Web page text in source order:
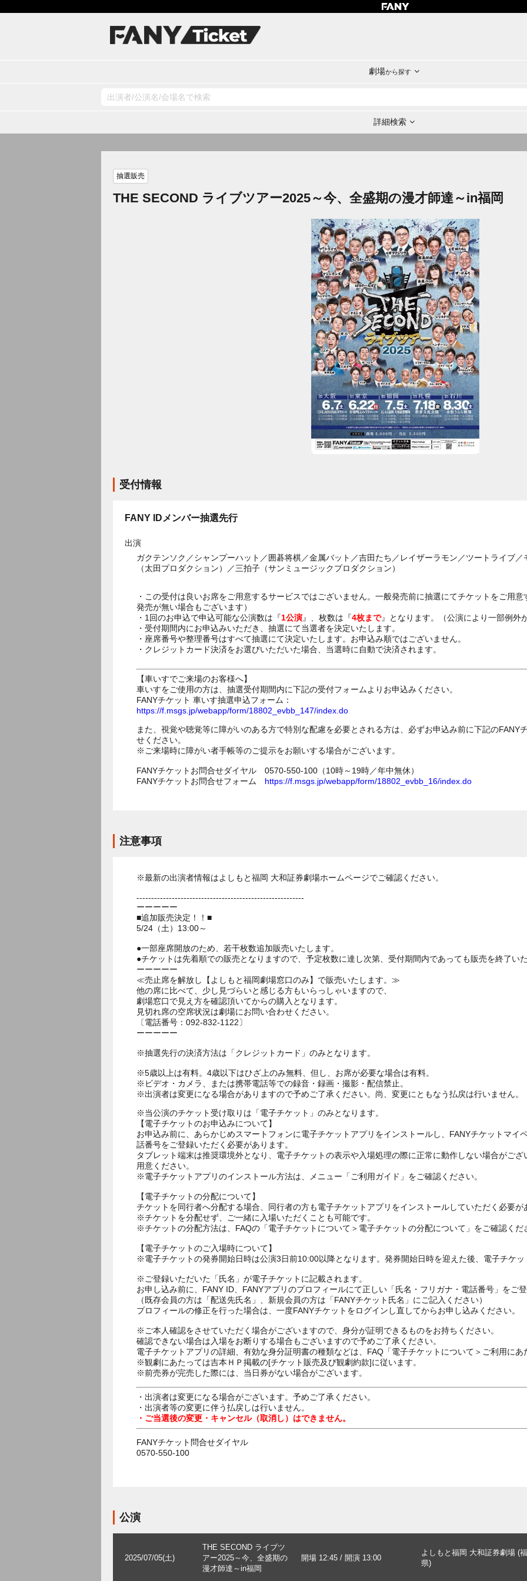
劇場から探す
詳細検索
抽選販売
THE SECOND ライブツアー2025～今、全盛期の漫才師達～in福岡
受付情報
FANY IDメンバー抽選先行
出演
ガクテンソク／シャンプーハット／囲碁将棋／金属バット／吉田たち／レイザーラモン／ツートライブ
（太田プロダクション）／三拍子（サンミュージックプロダクション）
・この受付は良いお席をご用意するサービスではございません。一般発売前に抽選にてチケットをご用
発売が無い場合もございます）
・1回のお申込で申込可能な公演数は『1公演』、枚数は『4枚まで』となります。（公演により一部例外
・受付期間内にお申込みいただき、抽選にて当選者を決定いたします。
・座席番号や整理番号はすべて抽選にて決定いたします。お申込み順ではございません。
・クレジットカード決済をお選びいただいた場合、当選時に自動で決済されます。
【車いすでご来場のお客様へ】
車いすをご使用の方は、抽選受付期間内に下記の受付フォームよりお申込みください。
FANYチケット 車いす抽選申込フォーム：
https://f.msgs.jp/webapp/form/18802_evbb_147/index.do
また、視覚や聴覚等に障がいのある方で特別な配慮を必要とされる方は、必ずお申込み前に下記のFANY
せください。
※ご来場時に障がい者手帳等のご提示をお願いする場合がございます。
FANYチケットお問合せダイヤル 0570-550-100（10時～19時／年中無休）
FANYチケットお問合せフォーム https://f.msgs.jp/webapp/form/18802_evbb_16/index.do
注意事項
※最新の出演者情報はよしもと福岡 大和証券劇場ホームページでご確認ください。
---------------------------------------------------------
ーーーーー
■追加販売決定！！■
5/24（土）13:00～
●一部座席開放のため、若干枚数追加販売いたします。
●チケットは先着順での販売となりますので、予定枚数に達し次第、受付期間内であっても販売を終了いた
ーーーーー
≪売止席を解放し【よしもと福岡劇場窓口のみ】で販売いたします。≫
他の席に比べて、少し見づらいと感じる方もいらっしゃいますので、
劇場窓口で見え方を確認頂いてからの購入となります。
見切れ席の空席状況は劇場にお問い合わせください。
〔電話番号：092-832-1122〕
ーーーーー
※抽選先行の決済方法は「クレジットカード」のみとなります。
※5歳以上は有料。4歳以下はひざ上のみ無料、但し、お席が必要な場合は有料。
※ビデオ・カメラ、または携帯電話等での録音・録画・撮影・配信禁止。
※出演者は変更になる場合がありますので予めご了承ください。尚、変更にともなう払戻は行いません。
※当公演のチケット受け取りは「電子チケット」のみとなります。
【電子チケットのお申込みについて】
お申込み前に、あらかじめスマートフォンに電子チケットアプリをインストールし、FANYチケットマイ
話番号をご登録いただく必要があります。
タブレット端末は推奨環境外となり、電子チケットの表示や入場処理の際に正常に動作しない場合がご
用意ください。
※電子チケットアプリのインストール方法は、メニュー「ご利用ガイド」をご確認ください。
【電子チケットの分配について】
チケットを同行者へ分配する場合、同行者の方も電子チケットアプリをインストールしていただく必要が
※チケットを分配せず、ご一緒に入場いただくことも可能です。
※チケットの分配方法は、FAQの「電子チケットについて＞電子チケットの分配について」をご確認くだ
【電子チケットのご入場時について】
※電子チケットの発券開始日時は公演3日前10:00以降となります。発券開始日時を迎えた後、電子チケッ
※ご登録いただいた「氏名」が電子チケットに記載されます。
お申し込み前に、FANY ID、FANYアプリのプロフィールにて正しい「氏名・フリガナ・電話番号」をご
（既存会員の方は「配送先氏名」、新規会員の方は「FANYチケット氏名」にご記入ください）
プロフィールの修正を行った場合は、一度FANYチケットをログインし直してからお申し込みください。
※ご本人確認をさせていただく場合がございますので、身分が証明できるものをお持ちください。
確認できない場合は入場をお断りする場合もございますので予めご了承ください。
電子チケットアプリの詳細、有効な身分証明書の種類などは、FAQ「電子チケットについて＞ご利用にあ
※観劇にあたっては吉本ＨＰ掲載の[チケット販売及び観劇約款]に従います。
※前売券が完売した際には、当日券がない場合がございます。
・出演者は変更になる場合がございます。予めご了承ください。
・出演者等の変更に伴う払戻しは行いません。
・ご当選後の変更・キャンセル（取消し）はできません。
FANYチケット問合せダイヤル
0570-550-100
公演
2025/07/05(土)
THE SECOND ライブツ
アー2025～今、全盛期の
漫才師達～in福岡
開場 12:45 / 開演 13:00
よしもと福岡 大和証券劇場 (
県)